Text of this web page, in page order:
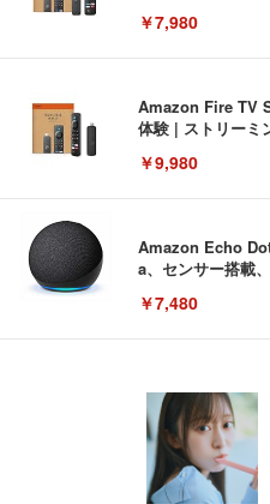
￥7,980
Amazon Fire TV
体験 | ストリーミ
￥9,980
Amazon Echo
a、センサー搭載
￥7,480
[EdoErgo] オフ
い 跳ね上げ式ア
キング pc 事務椅
ン樹脂ベース 通
(黒網+黒枠+黒足)
￥5,699
EIZO ビジネス向
EV3240X-WT |
イト
￥105,595
Amazonベーシッ
回使い捨て 無香
￥3,373